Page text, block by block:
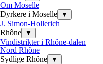
Om Moselle
Dyrkere i Moselle
▼
J. Simon-Hollerich
Rhône
▼
Vindistrikter i Rhône-dalen
Nord Rhône
Sydlige Rhône
▼